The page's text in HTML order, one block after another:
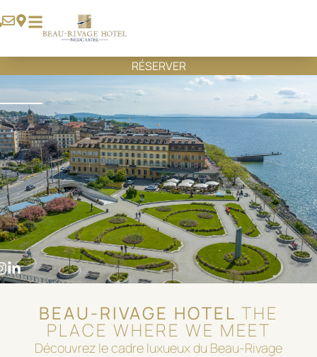
RÉSERVER
BEAU-RIVAGE HOTEL THE
PLACE WHERE WE MEET
Découvrez le cadre luxueux du Beau-Rivage